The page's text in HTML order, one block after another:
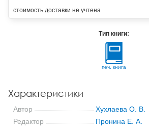
стоимость доставки не учтена
Тип книги:
печ. книга
Характеристики
Автор
Хухлаева О. В.
Редактор
Пронина Е. А.